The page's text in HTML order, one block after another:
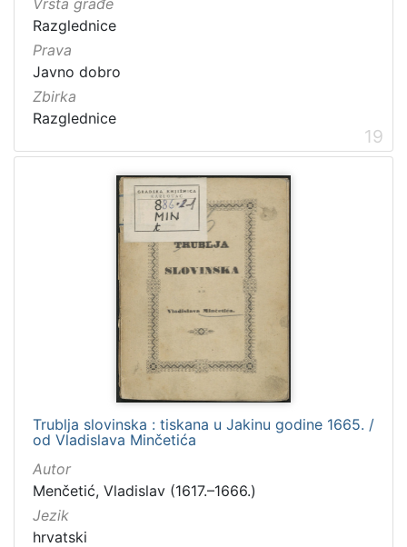
Vrsta građe
Razglednice
Prava
Javno dobro
Zbirka
Razglednice
19
Trublja slovinska : tiskana u Jakinu godine 1665. /
od Vladislava Minčetića
Autor
Menčetić, Vladislav (1617.–1666.)
Jezik
hrvatski